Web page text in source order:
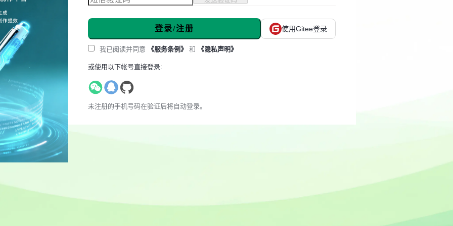
登录/注册 使用Gitee登录
我已阅读并同意 《服务条例》 和 《隐私声明》
或使用以下帐号直接登录:
未注册的手机号码在验证后将自动登录。